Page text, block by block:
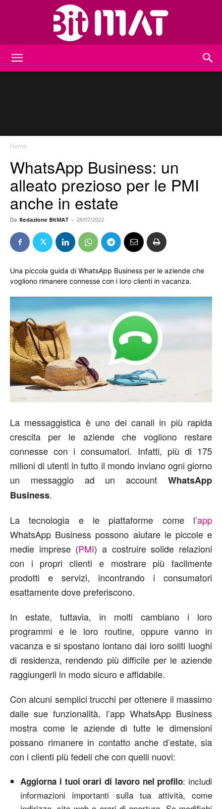
Home
WhatsApp Business: un
alleato prezioso per le PMI
anche in estate
Da Redazione BitMAT - 28/07/2022
Una piccola guida di WhatsApp Business per le aziende che
vogliono rimanere connesse con i loro clienti in vacanza.
La messaggistica è uno dei canali in più rapida
crescita per le aziende che vogliono restare
connesse con i consumatori. Infatti, più di 175
milioni di utenti in tutto il mondo inviano ogni giorno
un messaggio ad un account WhatsApp
Business.
La tecnologia e le piattaforme come l’app
WhatsApp Business possono aiutare le piccole e
medie imprese (PMI) a costruire solide relazioni
con i propri clienti e mostrare più facilmente
prodotti e servizi, incontrando i consumatori
esattamente dove preferiscono.
In estate, tuttavia, in molti cambiano i loro
programmi e le loro routine, oppure vanno in
vacanza e si spostano lontano dai loro soliti luoghi
di residenza, rendendo più difficile per le aziende
raggiungerli in modo sicuro e affidabile.
Con alcuni semplici trucchi per ottenere il massimo
dalle sue funzionalità, l’app WhatsApp Business
mostra come le aziende di tutte le dimensioni
possano rimanere in contatto anche d’estate, sia
con i clienti più fedeli che con quelli nuovi:
Aggiorna i tuoi orari di lavoro nel profilo: includi
informazioni importanti sulla tua attività, come